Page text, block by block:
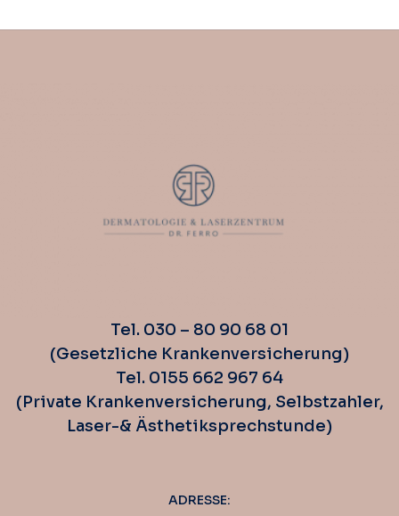
Tel. 030 – 80 90 68 01
(Gesetzliche Krankenversicherung)
Tel. 0155 662 967 64
(Private Krankenversicherung, Selbstzahler,
Laser-& Ästhetiksprechstunde)
ADRESSE: